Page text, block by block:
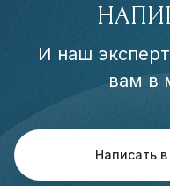
И наш
вам в
Написать